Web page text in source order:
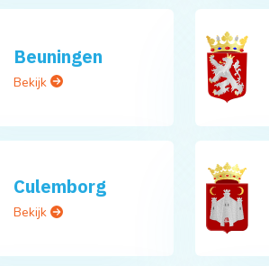
Beuningen
Bekijk
Culemborg
Bekijk